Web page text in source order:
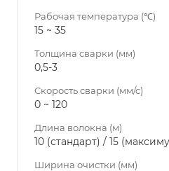
Рабочая температура (℃)
15 ~ 35
Толщина сварки (мм)
0,5-3
Скорость сварки (мм/с)
0 ~ 120
Длина волокна (м)
10 (стандарт) / 15
Ширина очистки (мм)